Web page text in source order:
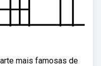
mais famosas de